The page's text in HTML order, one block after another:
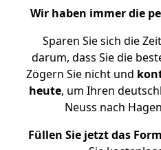
Wir haben immer die
Sparen Sie sich die
darum, dass Sie die
Zögern Sie nicht und
heute, um Ihren
Neuss nach
Füllen Sie jetzt das